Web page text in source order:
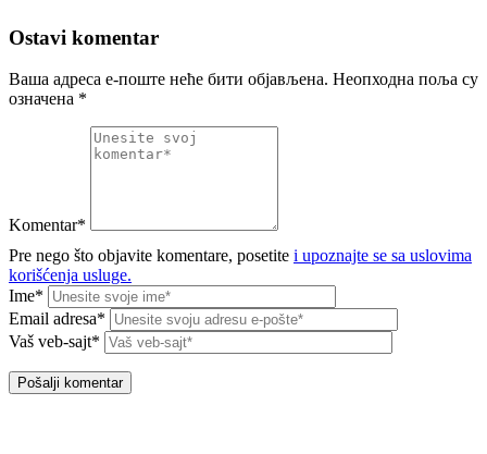
Ostavi komentar
Ваша адреса е-поште неће бити објављена. Неопходна поља су
означена *
Komentar*
Pre nego što objavite komentare, posetite i upoznajte se sa uslovima
korišćenja usluge.
Ime*
Email adresa*
Vaš veb-sajt*